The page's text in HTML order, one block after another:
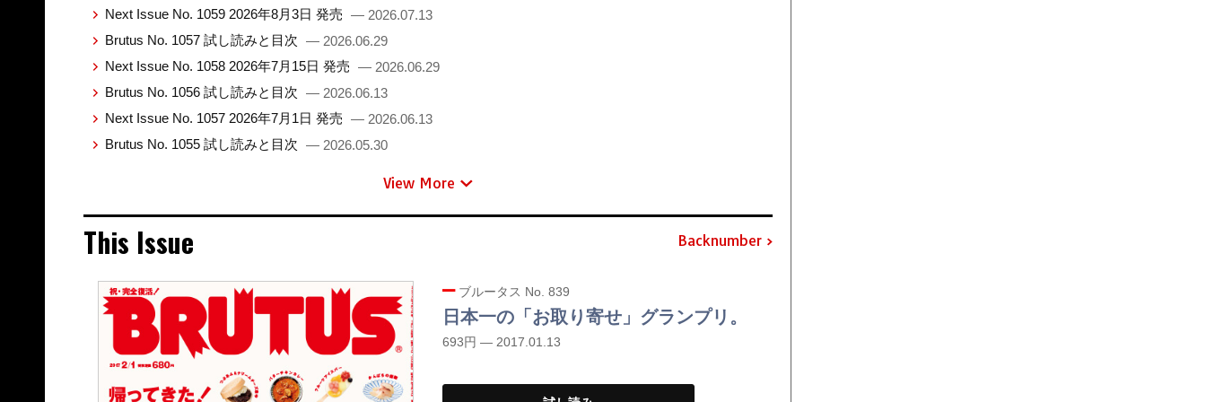
Next Issue No. 1059 2026年8月3日 発売 — 2026.07.13
Brutus No. 1057 試し読みと目次 — 2026.06.29
Next Issue No. 1058 2026年7月15日 発売 — 2026.06.29
Brutus No. 1056 試し読みと目次 — 2026.06.13
Next Issue No. 1057 2026年7月1日 発売 — 2026.06.13
Brutus No. 1055 試し読みと目次 — 2026.05.30
View More
This Issue Backnumber
ブルータス No. 839
日本一の「お取り寄せ」グランプリ。
693円 — 2017.01.13